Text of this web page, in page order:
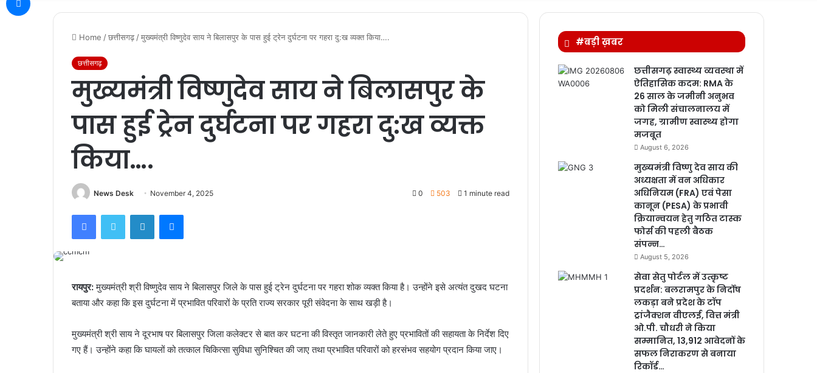
Home /छत्तीसगढ़ /मुख्यमंत्री विष्णुदेव साय ने बिलासपुर के पास हुई ट्रेन दुर्घटना पर गहरा दु:ख व्यक्त किया….
छत्तीसगढ़
मुख्यमंत्री विष्णुदेव साय ने बिलासपुर के
पास हुई ट्रेन दुर्घटना पर गहरा दु:ख व्यक्त
किया….
News Desk November 4, 2025 0 503 1 minute read
रायपुर:मुख्यमंत्री श्री विष्णुदेव साय ने बिलासपुर जिले के पास हुई ट्रेन दुर्घटना पर गहरा शोक व्यक्त किया है। उन्होंने इसे अत्यंत दुखद घटना
बताया और कहा कि इस दुर्घटना में प्रभावित परिवारों के प्रति राज्य सरकार पूरी संवेदना के साथ खड़ी है।
मुख्यमंत्री श्री साय ने दूरभाष पर बिलासपुर जिला कलेक्टर से बात कर घटना की विस्तृत जानकारी लेते हुए प्रभावितों की सहायता के निर्देश दिए
गए हैं। उन्होंने कहा कि घायलों को तत्काल चिकित्सा सुविधा सुनिश्चित की जाए तथा प्रभावित परिवारों को हरसंभव सहयोग प्रदान किया जाए।
#बड़ी ख़बर
छत्तीसगढ़ स्वास्थ्य व्यवस्था में
ऐतिहासिक कदम: RMA के
26 साल के जमीनी अनुभव
को मिली संचालनालय में
जगह, ग्रामीण स्वास्थ्य होगा
मजबूत
August 6, 2026
मुख्यमंत्री विष्णु देव साय की
अध्यक्षता में वन अधिकार
अधिनियम (FRA) एवं पेसा
कानून (PESA) के प्रभावी
क्रियान्वयन हेतु गठित टास्क
फोर्स की पहली बैठक
संपन्न…
August 5, 2026
सेवा सेतु पोर्टल में उत्कृष्ट
प्रदर्शन: बलरामपुर के निर्दोष
लकड़ा बने प्रदेश के टॉप
ट्रांजैक्शन वीएलई, वित्त मंत्री
ओ.पी. चौधरी ने किया
सम्मानित, 13,912 आवेदनों के
सफल निराकरण से बनाया
रिकॉर्ड…